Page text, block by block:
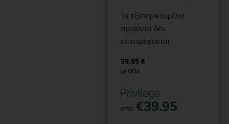
Τα εξατομικευμένα
προϊόντα δεν
επιστρέφονται.
39.95 €
με ΦΠΑ
από €39.95